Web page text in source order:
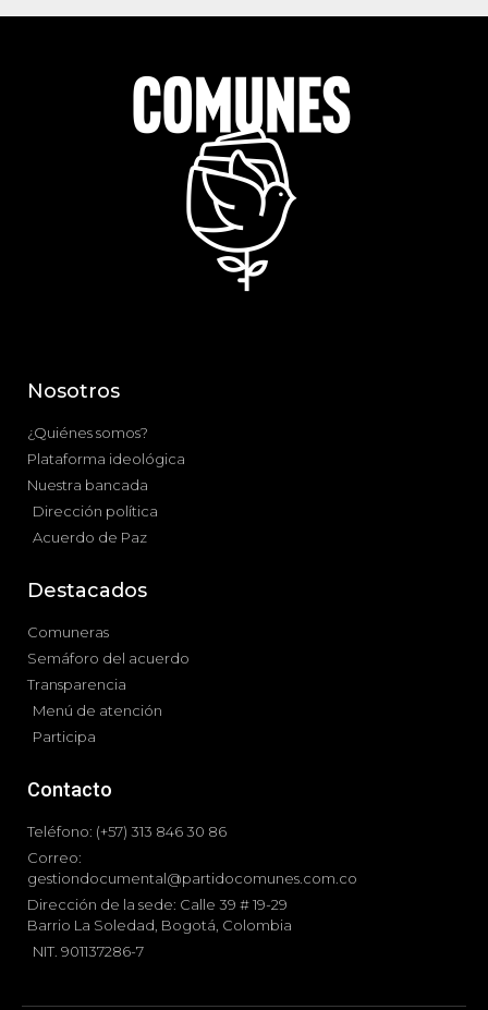
Nosotros
¿Quiénes somos?
Plataforma ideológica
Nuestra bancada
Dirección política
Acuerdo de Paz
Destacados
Comuneras
Semáforo del acuerdo
Transparencia
Menú de atención
Participa
Contacto
Teléfono: (+57) 313 846 30 86
Correo:
gestiondocumental@partidocomunes.com.co
Dirección de la sede: Calle 39 # 19-29
Barrio La Soledad, Bogotá, Colombia
NIT. 901137286-7